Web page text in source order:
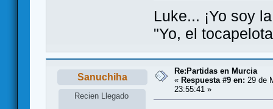
Luke... ¡Yo soy
"Yo, el
Sanuchiha
Recien Llegado
Re:Partidas en Murcia
« Respuesta #9 en: 29 de
23:55:41 »